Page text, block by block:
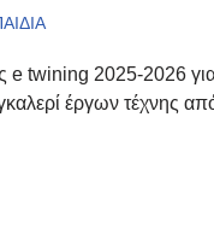
e twining 2025-2026
έργων τέχνης